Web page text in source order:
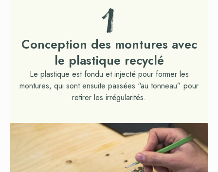
1
Conception des montures avec
le plastique recyclé
Le plastique est fondu et injecté pour former les
montures, qui sont ensuite passées “au tonneau” pour
retirer les irrégularités.